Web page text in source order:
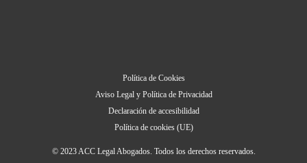
Política de Cookies
Aviso Legal y Política de Privacidad
Declaración de accesibilidad
Política de cookies (UE)
© 2023 ACC Legal Abogados. Todos los derechos reservados.